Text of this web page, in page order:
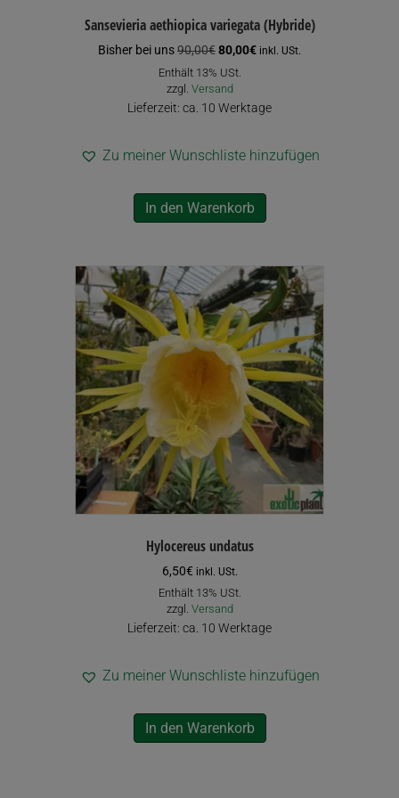
Sansevieria aethiopica variegata (Hybride)
Bisher bei uns90,00€Ursprünglicher
Preis
war:
90,00€
80,00€Aktueller
inkl. USt.
Enthält 13% USt.
zzgl. Versand
Lieferzeit: ca. 10 Werktage
Zu meiner Wunschliste hinzufügen
In den Warenkorb
Hylocereus undatus
6,50€ inkl. USt.
Enthält 13% USt.
zzgl. Versand
Lieferzeit: ca. 10 Werktage
Zu meiner Wunschliste hinzufügen
In den Warenkorb